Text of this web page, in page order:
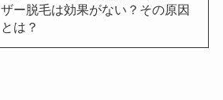
ザー脱毛は効果がない？その原因
とは？